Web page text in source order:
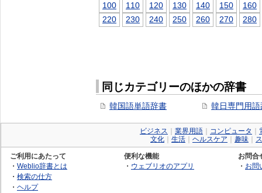
100
110 120 130 140 150
160
220
230 240 250 260 270 280
同じカテゴリーのほかの辞書
韓国語単語辞書 韓日専門用語
ビジネス 業界用語 コンピュータ
文化
生活 ヘルスケア 趣味
ご利用にあたって
・ Weblio辞書とは
・ 検索の仕方
・ ヘルプ
便利な機能
・ ウェブリオのアプリ
お問合
・ お問